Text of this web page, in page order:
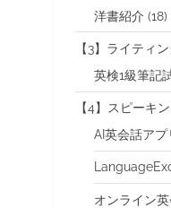
洋書紹介 (18)
【3】ライティ
英検1級筆記
【4】スピーキ
AI英会話アプ
オンライン